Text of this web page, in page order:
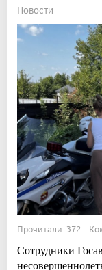
Новости
Прочитали: 372
Сотрудники